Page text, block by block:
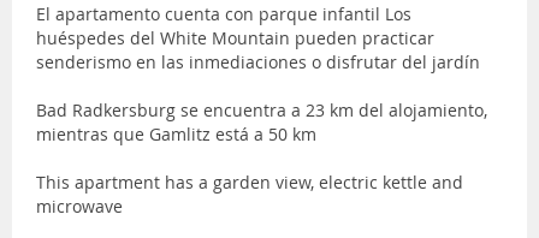
El apartamento cuenta con parque infantil Los
huéspedes del White Mountain pueden practicar
senderismo en las inmediaciones o disfrutar del jardín
Bad Radkersburg se encuentra a 23 km del alojamiento,
mientras que Gamlitz está a 50 km
This apartment has a garden view, electric kettle and
microwave